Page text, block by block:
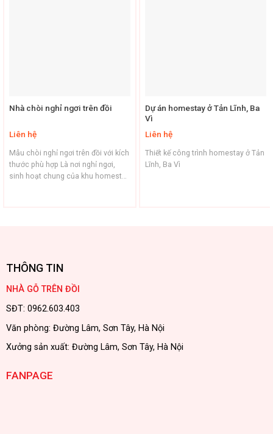
Nhà chòi nghỉ ngơi trên đồi
Liên hệ
Mẫu chòi nghỉ ngơi trên đồi với kích
thước phù hợp Là nơi nghỉ ngơi,
sinh hoạt chung của khu homestay
Dự án homestay ở Tản Lĩnh, Ba
Vì
Liên hệ
Thiết kế công trình homestay ở Tản
Lĩnh, Ba Vì
THÔNG TIN
NHÀ GỖ TRÊN ĐỒI
SĐT: 0962.603.403
Văn phòng: Đường Lâm, Sơn Tây, Hà Nội
Xưởng sản xuất: Đường Lâm, Sơn Tây, Hà Nội
FANPAGE